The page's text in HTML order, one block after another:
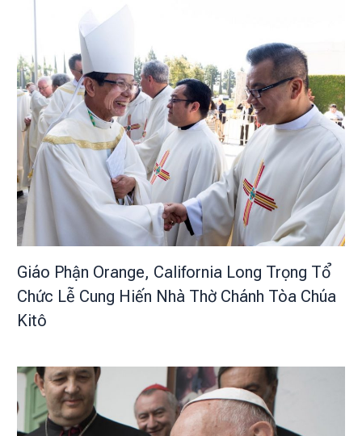
Giáo Phận Orange, California Long Trọng Tổ
Chức Lễ Cung Hiến Nhà Thờ Chánh Tòa Chúa
Kitô